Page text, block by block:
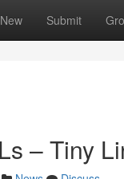
New Submit
– Tiny